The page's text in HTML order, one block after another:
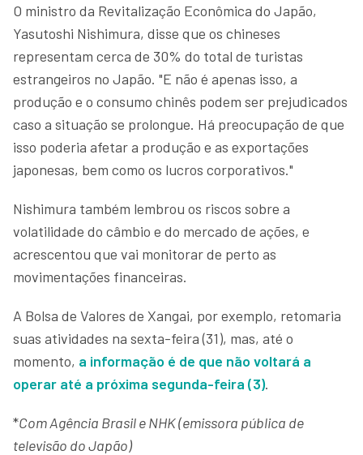
O ministro da Revitalização Econômica do Japão,
Yasutoshi Nishimura, disse que os chineses
representam cerca de 30% do total de turistas
estrangeiros no Japão. "E não é apenas isso, a
produção e o consumo chinês podem ser prejudicados
caso a situação se prolongue. Há preocupação de que
isso poderia afetar a produção e as exportações
japonesas, bem como os lucros corporativos."
Nishimura também lembrou os riscos sobre a
volatilidade do câmbio e do mercado de ações, e
acrescentou que vai monitorar de perto as
movimentações financeiras.
A Bolsa de Valores de Xangai, por exemplo, retomaria
suas atividades na sexta-feira (31), mas, até o
momento, a informação é de que não voltará a
operar até a próxima segunda-feira (3).
*Com Agência Brasil e NHK (emissora pública de
televisão do Japão)